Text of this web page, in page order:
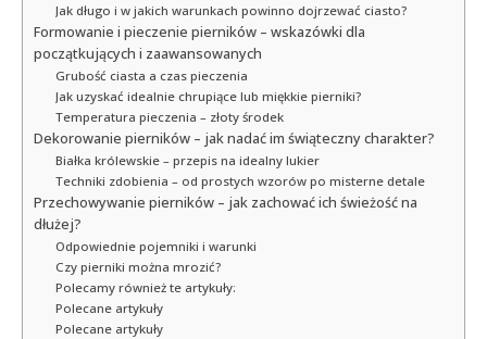
Jak długo i w jakich warunkach powinno dojrzewać ciasto?
Formowanie i pieczenie pierników – wskazówki dla
początkujących i zaawansowanych
Grubość ciasta a czas pieczenia
Jak uzyskać idealnie chrupiące lub miękkie pierniki?
Temperatura pieczenia – złoty środek
Dekorowanie pierników – jak nadać im świąteczny charakter?
Białka królewskie – przepis na idealny lukier
Techniki zdobienia – od prostych wzorów po misterne detale
Przechowywanie pierników – jak zachować ich świeżość na
dłużej?
Odpowiednie pojemniki i warunki
Czy pierniki można mrozić?
Polecamy również te artykuły:
Polecane artykuły
Polecane artykuły